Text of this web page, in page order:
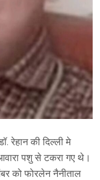
रेहान की दिल्ली मे
पशु से टकरा गए थे।
को फोरलेन नैनीताल